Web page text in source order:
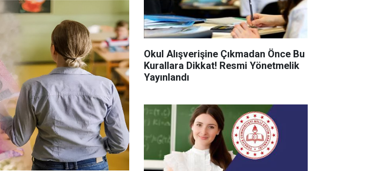
Okul Alışverişine Çıkmadan Önce Bu
Kurallara Dikkat! Resmi Yönetmelik
Yayınlandı